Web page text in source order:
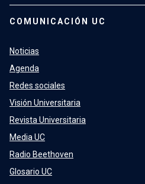
COMUNICACIÓN UC
Noticias
Agenda
Redes sociales
Visión Universitaria
Revista Universitaria
Media UC
Radio Beethoven
Glosario UC